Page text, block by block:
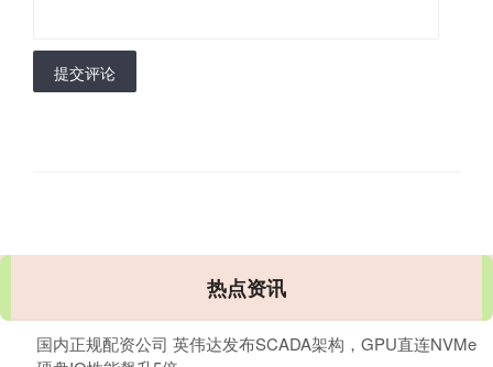
提交评论
热点资讯
国内正规配资公司 英伟达发布SCADA架构，GPU直连NVMe